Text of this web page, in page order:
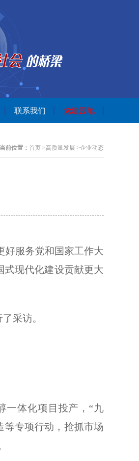
联系我们 党建园地
当前位置： 首页 >高质量发展 >企业动态
服务党和国家工作大
式现代化建设贡献更大
采访。
体化项目投产，“九
专项行动，抢抓市场